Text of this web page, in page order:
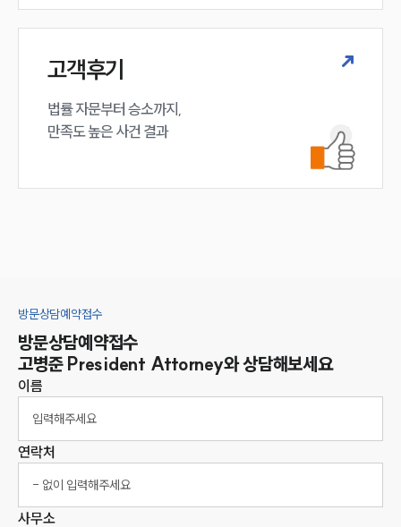
고객후기
법률 자문부터 승소까지,
만족도 높은 사건 결과
방문상담예약접수
방문상담예약접수
고병준 President Attorney와 상담해보세요
이름
연락처
사무소